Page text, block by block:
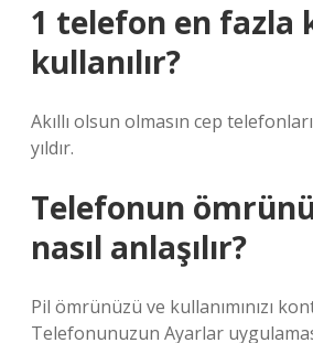
1 telefon en fazla
kullanılır?
Akıllı olsun olmasın cep
yıldır.
Telefonun
nasıl anlaşılır?
Pil ömrünüzü ve kullanımınızı
Telefonunuzun Ayarlar